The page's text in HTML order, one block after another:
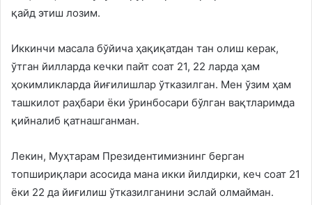
қайд этиш лозим.
Иккинчи масала бўйича ҳақиқатдан тан олиш керак,
ўтган йилларда кечки пайт соат 21, 22 ларда ҳам
ҳокимликларда йиғилишлар ўтказилган. Мен ўзим ҳам
ташкилот раҳбари ёки ўринбосари бўлган вақтларимда
қийналиб қатнашганман.
Лекин, Муҳтарам Президентимизнинг берган
топшириқлари асосида мана икки йилдирки, кеч соат 21
ёки 22 да йиғилиш ўтказилганини эслай олмайман.